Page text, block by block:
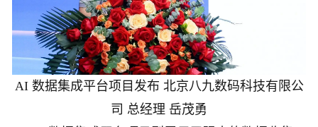
AI 数据集成平台项目发布 北京八九数码科技有限公
司 总经理 岳茂勇